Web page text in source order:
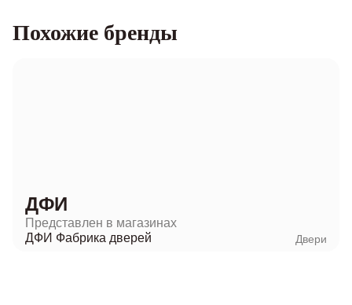
Похожие бренды
ДФИ
Представлен в магазинах
ДФИ Фабрика дверей
Двери